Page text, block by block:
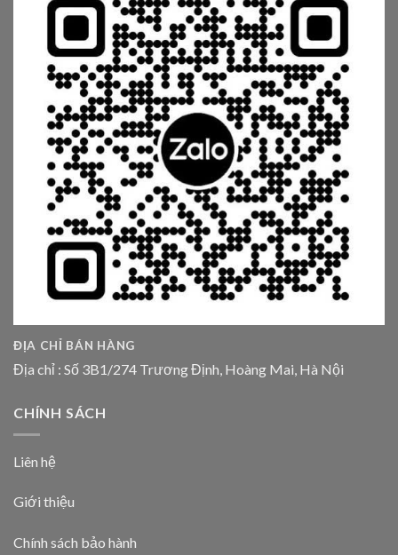
ĐỊA CHỈ BÁN HÀNG
Địa chỉ : Số 3B1/274 Trương Định, Hoàng Mai, Hà Nội
CHÍNH SÁCH
Liên hệ
Giới thiệu
Chính sách bảo hành